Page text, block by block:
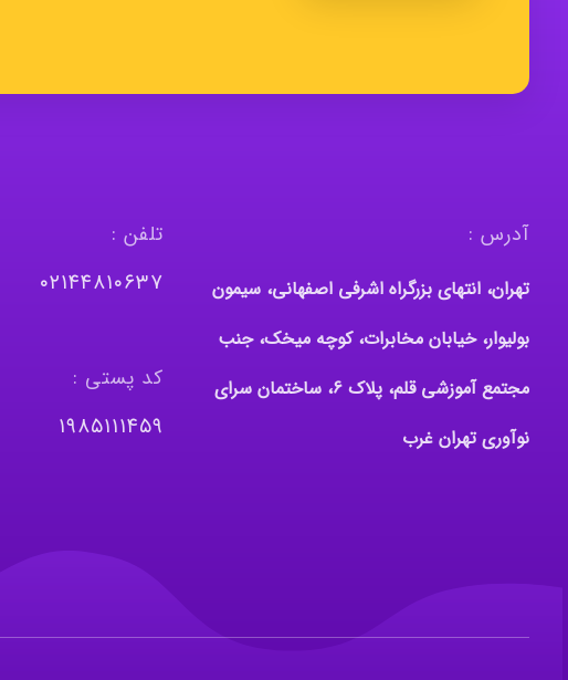
آدرس :
تهران، انتهای بزرگراه اشرفی اصفهانی، سیمون
بولیوار، خیابان مخابرات، کوچه میخک، جنب
مجتمع آموزشی قلم، پلاک 6، ساختمان سرای
نوآوری تهران غرب
تلفن :
٠٢١٤٤٨١٠٦٣٧
کد پستی :
١٩٨٥١١١٤٥٩